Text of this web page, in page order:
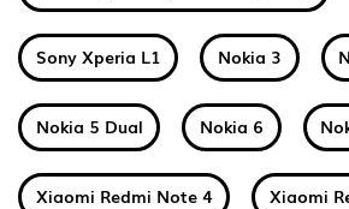
Sony Xperia L1 Nokia 3
Nokia 5 Dual Nokia 6
Xiaomi Redmi Note 4 Xiaomi